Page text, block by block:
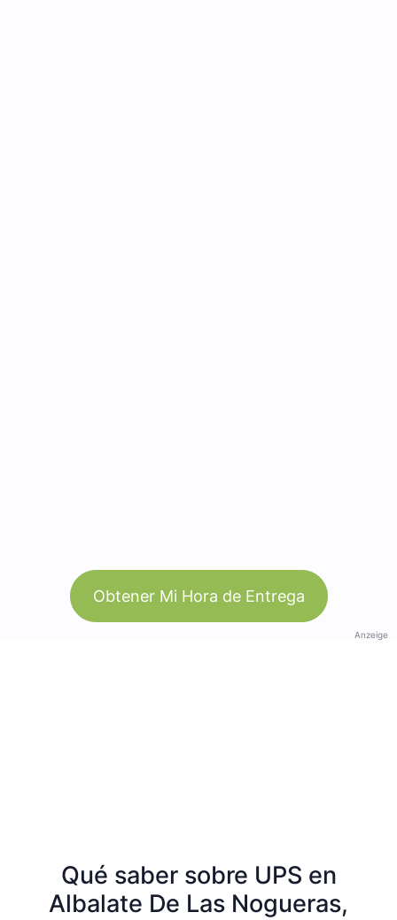
Obtener Mi Hora de Entrega
Anzeige
Qué saber sobre UPS en
Albalate De Las Nogueras,